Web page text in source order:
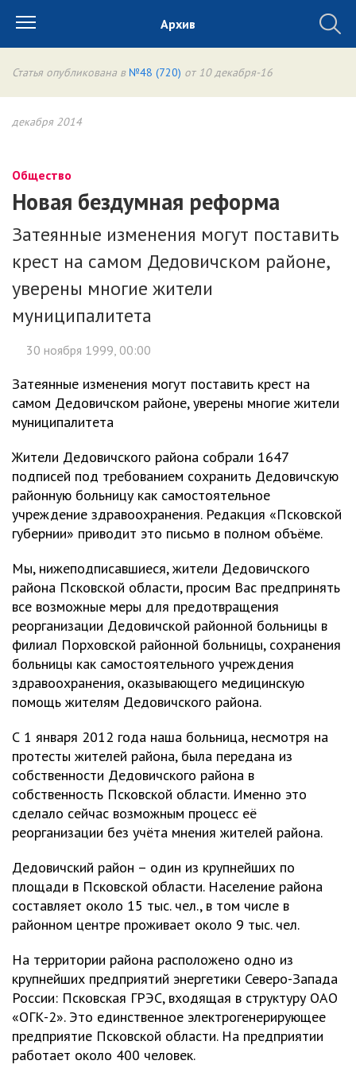
Архив
Статья опубликована в №48 (720) от 10 декабря-16
декабря 2014
Общество
Новая бездумная реформа
Затеянные изменения могут поставить
крест на самом Дедовичском районе,
уверены многие жители
муниципалитета
30 ноября 1999, 00:00
Затеянные изменения могут поставить крест на
самом Дедовичском районе, уверены многие жители
муниципалитета
Жители Дедовичского района собрали 1647
подписей под требованием сохранить Дедовичскую
районную больницу как самостоятельное
учреждение здравоохранения. Редакция «Псковской
губернии» приводит это письмо в полном объёме.
Мы, нижеподписавшиеся, жители Дедовичского
района Псковской области, просим Вас предпринять
все возможные меры для предотвращения
реорганизации Дедовичской районной больницы в
филиал Порховской районной больницы, сохранения
больницы как самостоятельного учреждения
здравоохранения, оказывающего медицинскую
помощь жителям Дедовичского района.
С 1 января 2012 года наша больница, несмотря на
протесты жителей района, была передана из
собственности Дедовичского района в
собственность Псковской области. Именно это
сделало сейчас возможным процесс её
реорганизации без учёта мнения жителей района.
Дедовичский район – один из крупнейших по
площади в Псковской области. Население района
составляет около 15 тыс. чел., в том числе в
районном центре проживает около 9 тыс. чел.
На территории района расположено одно из
крупнейших предприятий энергетики Северо-Запада
России: Псковская ГРЭС, входящая в структуру ОАО
«ОГК-2». Это единственное электрогенерирующее
предприятие Псковской области. На предприятии
работает около 400 человек.